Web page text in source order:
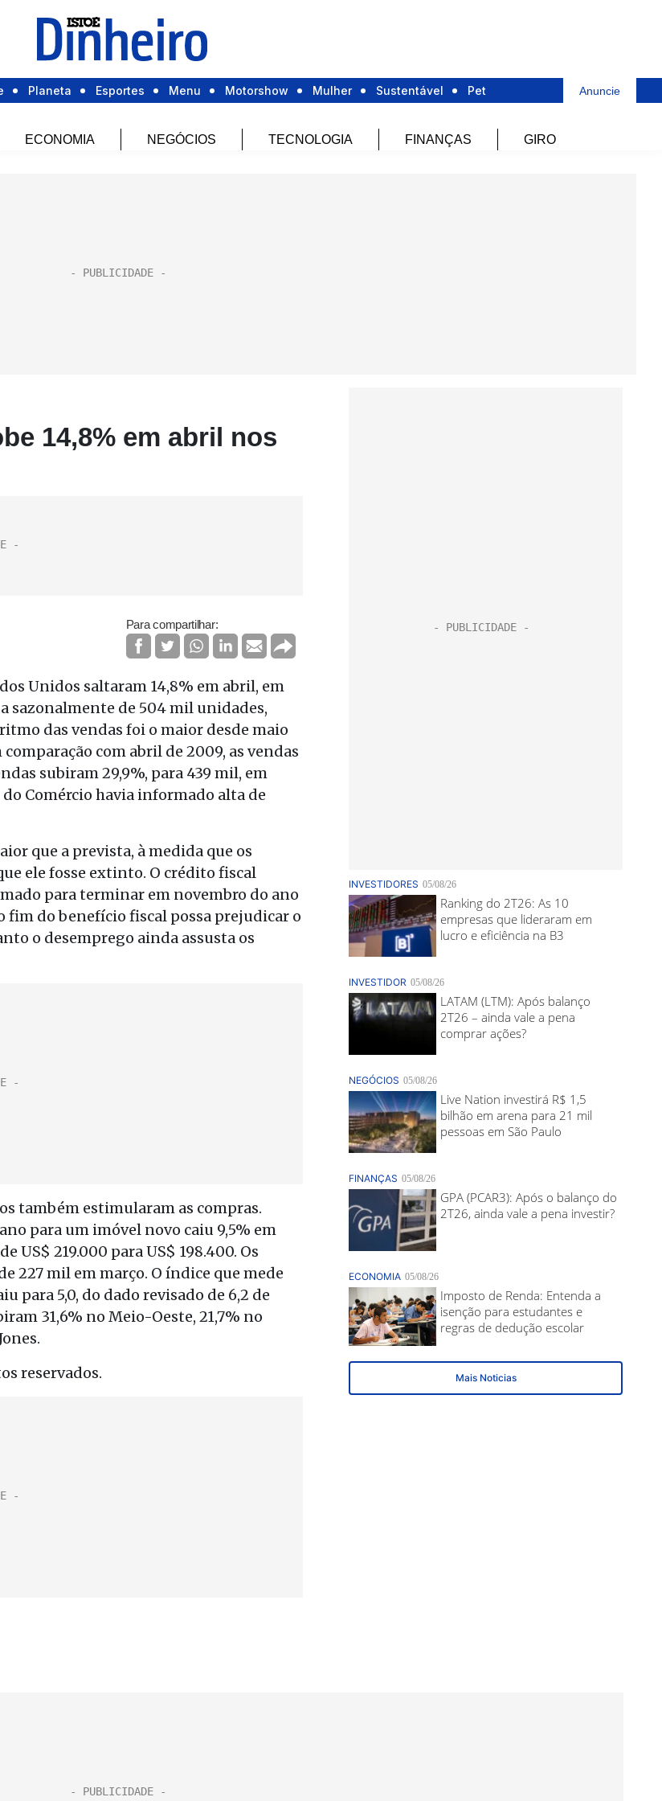
Planeta Esportes Menu Motorshow Mulher Sustentável Pet Anuncie
ECONOMIA NEGÓCIOS TECNOLOGIA FINANÇAS GIRO
14,8% em abril nos
Para compartilhar:
Unidos saltaram 14,8% em abril, em
sazonalmente de 504 mil unidades,
das vendas foi o maior desde maio
com abril de 2009, as vendas
subiram 29,9%, para 439 mil, em
Comércio havia informado alta de
que a prevista, à medida que os
ele fosse extinto. O crédito fiscal
para terminar em novembro do ano
fim do benefício fiscal possa prejudicar o
o desemprego ainda assusta os
também estimularam as compras.
para um imóvel novo caiu 9,5% em
US$ 219.000 para US$ 198.400. Os
227 mil em março. O índice que mede
para 5,0, do dado revisado de 6,2 de
31,6% no Meio-Oeste, 21,7% no
reservados.